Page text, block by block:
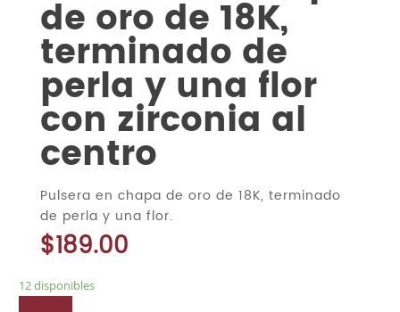
de oro de 18K,
terminado de
perla y una flor
con zirconia al
centro
Pulsera en chapa de oro de 18K, terminado
de perla y una flor.
$189.00
12 disponibles